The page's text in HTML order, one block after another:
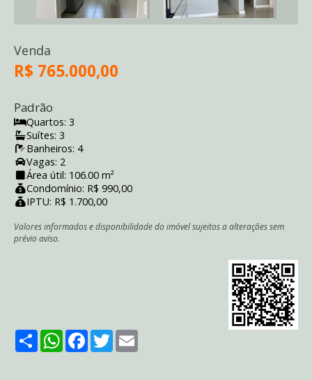
Venda
R$ 765.000,00
Padrão
Quartos: 3
Suítes: 3
Banheiros: 4
Vagas: 2
Área útil: 106.00 m²
Condomínio: R$ 990,00
IPTU: R$ 1.700,00
Valores informados e disponibilidade do imóvel sujeitos a alterações sem
prévio aviso.
ShareWhatsApp
Facebook
Twitter